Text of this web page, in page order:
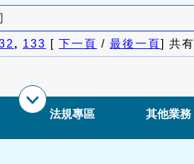
, 133 [ 下一頁 / 最後一頁] 共有
法規專區 其他業務